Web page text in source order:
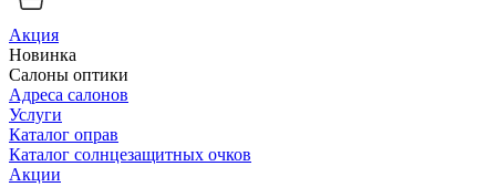
Акция
Новинка
Салоны оптики
Адреса салонов
Услуги
Каталог оправ
Каталог солнцезащитных очков
Акции